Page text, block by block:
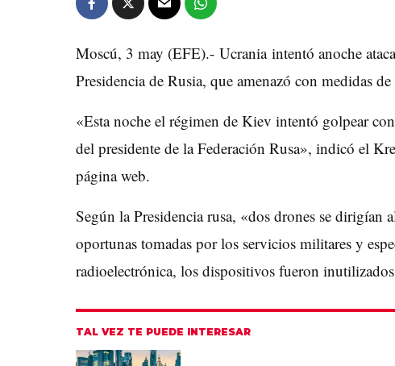
Moscú, 3 may (EFE).- Ucrania intentó anoche
Presidencia de Rusia, que amenazó con medidas de
«Esta noche el régimen de Kiev intentó golpear
del presidente de la Federación Rusa», indicó el
página web.
Según la Presidencia rusa, «dos drones se
oportunas tomadas por los servicios militares y
radioelectrónica, los dispositivos fueron
TAL VEZ TE PUEDE INTERESAR